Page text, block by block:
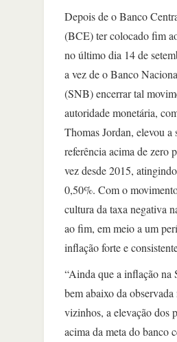
Depois de o Banco
(BCE) ter colocado fim
no último dia 14 de
a vez de o Banco
(SNB) encerrar tal
autoridade monetária,
Thomas Jordan, elevou a
referência acima de zero
vez desde 2015,
0,50%. Com o
cultura da taxa negativa
ao fim, em meio a um
inflação forte e
“Ainda que a inflação na
bem abaixo da observada
vizinhos, a elevação dos
acima da meta do banco